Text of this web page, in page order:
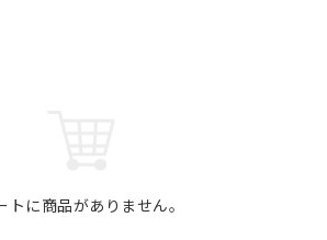
トに商品がありません。